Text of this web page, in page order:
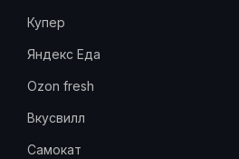
Купер
Яндекс Еда
Ozon fresh
Вкусвилл
Самокат